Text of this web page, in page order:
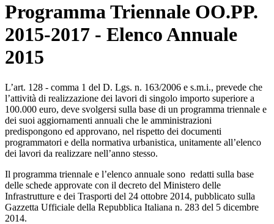
Programma Triennale OO.PP.
2015-2017 - Elenco Annuale
2015
L’art. 128 - comma 1 del D. Lgs. n. 163/2006 e s.m.i., prevede che
l’attività di realizzazione dei lavori di singolo importo superiore a
100.000 euro, deve svolgersi sulla base di un programma triennale e
dei suoi aggiornamenti annuali che le amministrazioni
predispongono ed approvano, nel rispetto dei documenti
programmatori e della normativa urbanistica, unitamente all’elenco
dei lavori da realizzare nell’anno stesso.
Il programma triennale e l’elenco annuale sono redatti sulla base
delle schede approvate con il decreto del Ministero delle
Infrastrutture e dei Trasporti del 24 ottobre 2014, pubblicato sulla
Gazzetta Ufficiale della Repubblica Italiana n. 283 del 5 dicembre
2014.